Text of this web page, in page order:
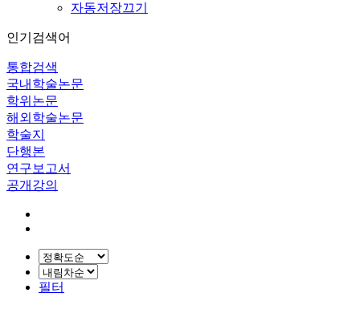
자동저장끄기
인기검색어
통합검색
국내학술논문
학위논문
해외학술논문
학술지
단행본
연구보고서
공개강의
필터